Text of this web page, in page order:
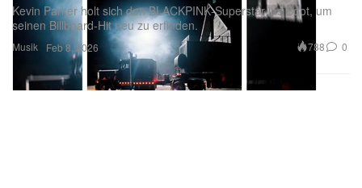
Musik
Kevin Parker holt sich den BLACKPINK‑Superstar ins Boot, um
seinen Billboard‑Hit neu zu erfinden.
Feb 8, 2026 788 0